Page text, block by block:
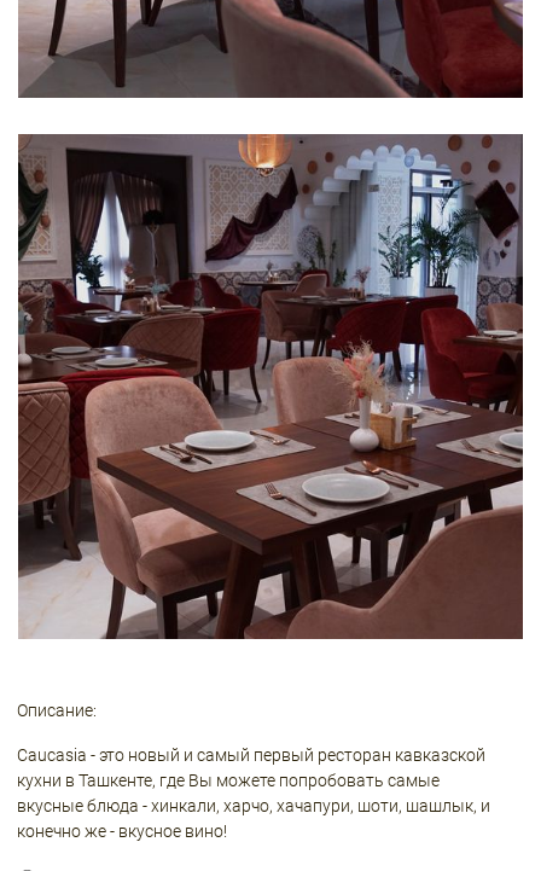
Описание:
Caucasia - это новый и самый первый ресторан кавказской
кухни в Ташкенте, где Вы можете попробовать самые
вкусные блюда - хинкали, харчо, хачапури, шоти, шашлык, и
конечно же - вкусное вино!